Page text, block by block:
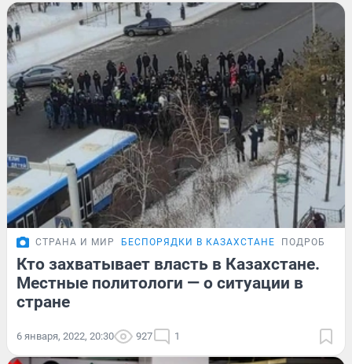
СТРАНА И МИР БЕСПОРЯДКИ В КАЗАХСТАНЕ
Кто захватывает власть в Казахстане.
Местные политологи — о ситуации в
стране
6 января, 2022, 20:30 927 1